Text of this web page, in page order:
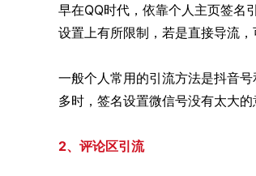
早在QQ时代，依靠个人主页签名
设置上有所限制，若是直接导流，
一般个人常用的引流方法是抖音
多时，签名设置微信号没有太大的
2、评论区引流